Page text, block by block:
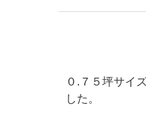
０.７５坪サイ
した。